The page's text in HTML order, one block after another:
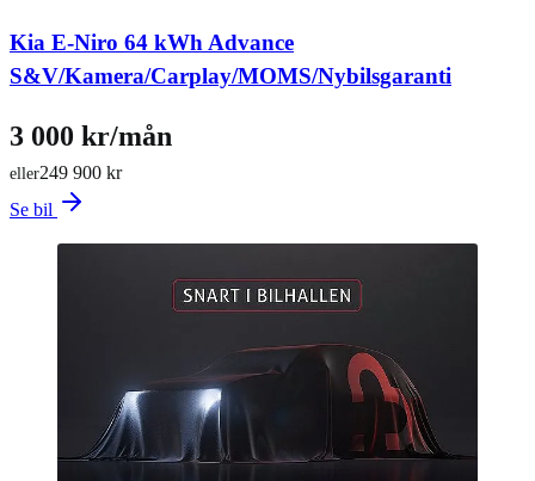
Kia E-Niro 64 kWh Advance
S&V/Kamera/Carplay/MOMS/Nybilsgaranti
249 900 kr
eller
3 000 kr/mån
Se bil